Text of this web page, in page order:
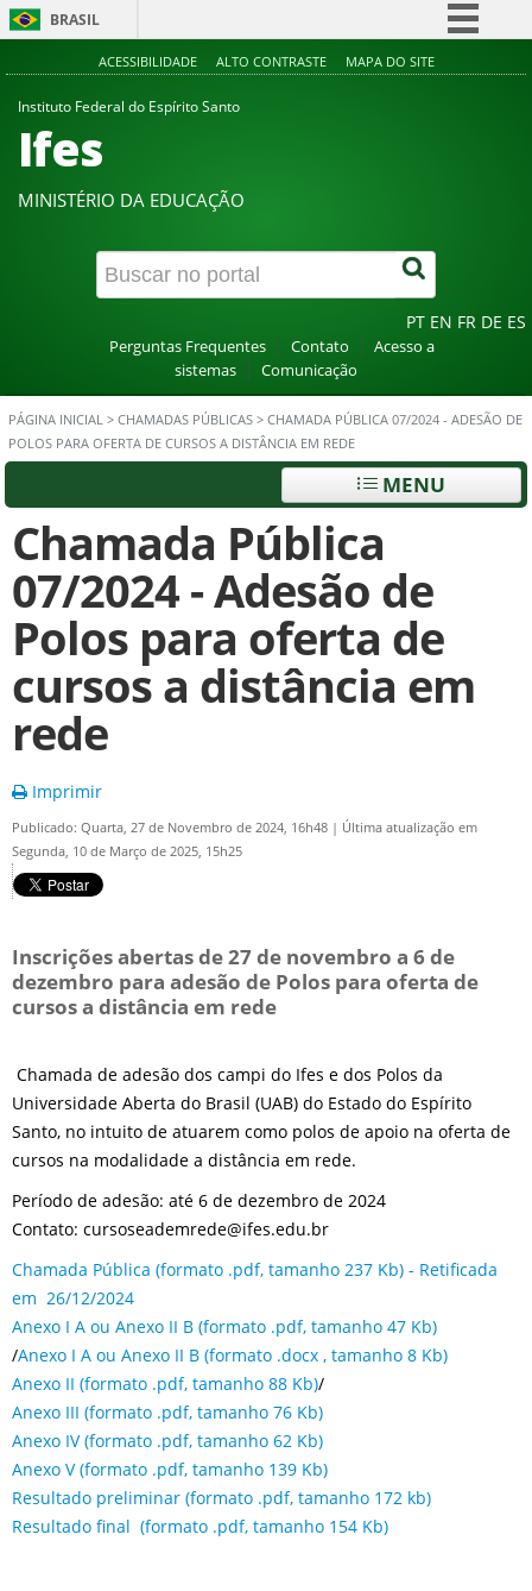
BRASIL
Simplifique!
Canais
ACESSIBILIDADE ALTO CONTRASTE MAPA DO SITE
Instituto Federal do Espírito Santo
Ifes
MINISTÉRIO DA EDUCAÇÃO
PT EN FR DE ES
Perguntas Frequentes Contato
Acesso a
sistemas
Comunicação
PÁGINA INICIAL > CHAMADAS PÚBLICAS > CHAMADA PÚBLICA 07/2024 - ADESÃO DE
POLOS PARA OFERTA DE CURSOS A DISTÂNCIA EM REDE
MENU
Chamada Pública
07/2024 - Adesão de
Polos para oferta de
cursos a distância em
rede
Imprimir
Publicado: Quarta, 27 de Novembro de 2024, 16h48 | Última atualização em
Segunda, 10 de Março de 2025, 15h25
Inscrições abertas de 27 de novembro a 6 de
dezembro para adesão de Polos para oferta de
cursos a distância em rede
Chamada de adesão dos campi do Ifes e dos Polos da
Universidade Aberta do Brasil (UAB) do Estado do Espírito
Santo, no intuito de atuarem como polos de apoio na oferta de
cursos na modalidade a distância em rede.
Período de adesão: até 6 de dezembro de 2024
Contato: cursoseademrede@ifes.edu.br
Chamada Pública (formato .pdf, tamanho 237 Kb) - Retificada
em 26/12/2024
Anexo I A ou Anexo II B (formato .pdf, tamanho 47 Kb)
/Anexo I A ou Anexo II B (formato .docx , tamanho 8 Kb)
Anexo II (formato .pdf, tamanho 88 Kb)/
Anexo III (formato .pdf, tamanho 76 Kb)
Anexo IV (formato .pdf, tamanho 62 Kb)
Anexo V (formato .pdf, tamanho 139 Kb)
Resultado preliminar (formato .pdf, tamanho 172 kb)
Resultado final (formato .pdf, tamanho 154 Kb)